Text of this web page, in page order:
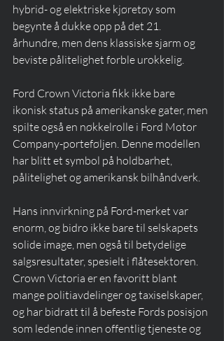
hybrid- og elektriske kjøretøy som
begynte å dukke opp på det 21.
århundre, men dens klassiske sjarm og
beviste pålitelighet forble urokkelig.
Ford Crown Victoria fikk ikke bare
ikonisk status på amerikanske gater, men
spilte også en nøkkelrolle i Ford Motor
Company-porteføljen. Denne modellen
har blitt et symbol på holdbarhet,
pålitelighet og amerikansk bilhåndverk.
Hans innvirkning på Ford-merket var
enorm, og bidro ikke bare til selskapets
solide image, men også til betydelige
salgsresultater, spesielt i flåtesektoren.
Crown Victoria er en favoritt blant
mange politiavdelinger og taxiselskaper,
og har bidratt til å befeste Fords posisjon
som ledende innen offentlig tjeneste og